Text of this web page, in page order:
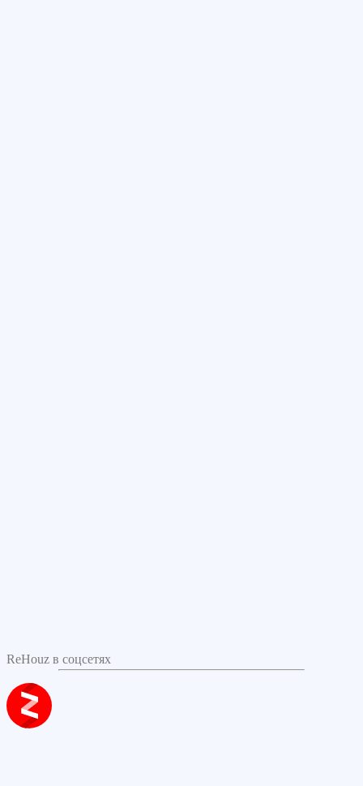
ReHouz в соцсетях